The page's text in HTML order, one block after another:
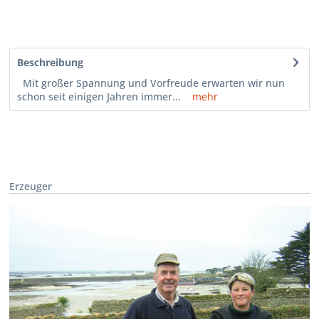
Beschreibung
Mit großer Spannung und Vorfreude erwarten wir nun
schon seit einigen Jahren immer...
mehr
Erzeuger